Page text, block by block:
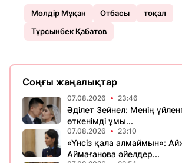
Мөлдір Мұқан Отбасы
тоқал
Тұрсынбек Қабатов
Соңғы жаңалықтар
07.08.2026 23:46
Әділет Зейнел: Менің
өткенімді ұмы...
07.08.2026 23:10
«Үнсіз қала алмаймын»:
Аймағанова әйелдер...